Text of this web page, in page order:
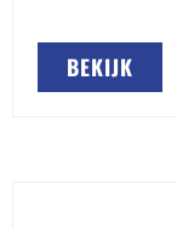
BEKIJK